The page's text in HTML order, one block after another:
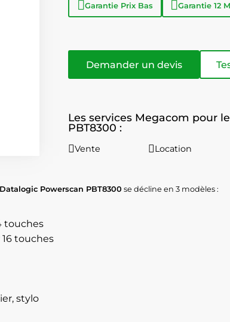
Garantie Prix Bas Garantie 12
Demander un devis
Les services Megacom pour
PBT8300 :
Vente Location
Powerscan PBT8300 se décline en 3 modèles :
touches
touches
stylo